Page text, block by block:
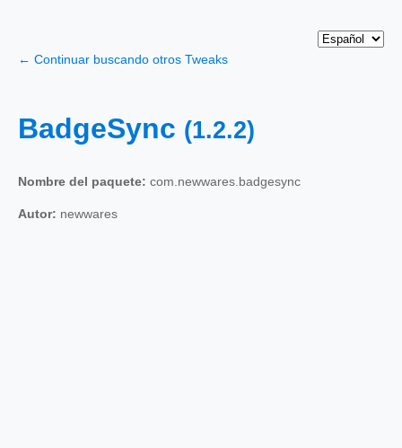
← Continuar buscando otros Tweaks
BadgeSync (1.2.2)
Nombre del paquete: com.newwares.badgesync
Autor: newwares